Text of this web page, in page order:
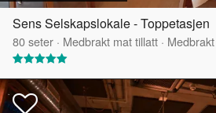
Sens Selskapslokale - Toppetasjen
80seter · Medbrakt mat tillatt ·